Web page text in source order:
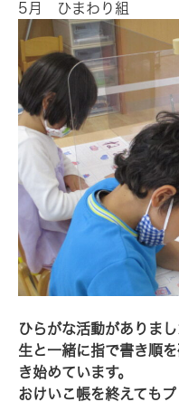
5月 ひまわり組
ひらがな活動がありま
生と一緒に指で書き順
き始めています。
おけいこ帳を終えても